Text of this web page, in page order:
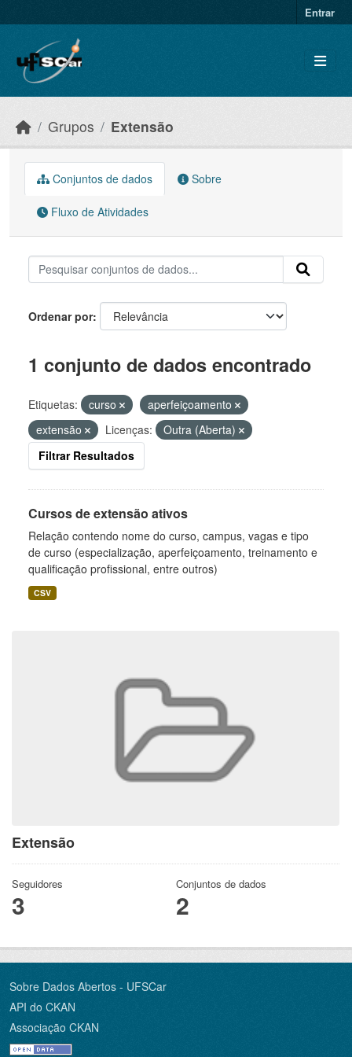
Entrar
Grupos Extensão
Extensão
Seguidores
3
Conjuntos de dados
2
Conjuntos de dados Sobre
Fluxo de Atividades
Ordenar por
1 conjunto de dados encontrado
Etiquetas: curso
aperfeiçoamento
extensão
Licenças:
Outra (Aberta)
Filtrar Resultados
Cursos de extensão ativos
Relação contendo nome do curso, campus, vagas e tipo
de curso (especialização, aperfeiçoamento, treinamento e
qualificação profissional, entre outros)
CSV
Sobre Dados Abertos - UFSCar
API do CKAN
Associação CKAN